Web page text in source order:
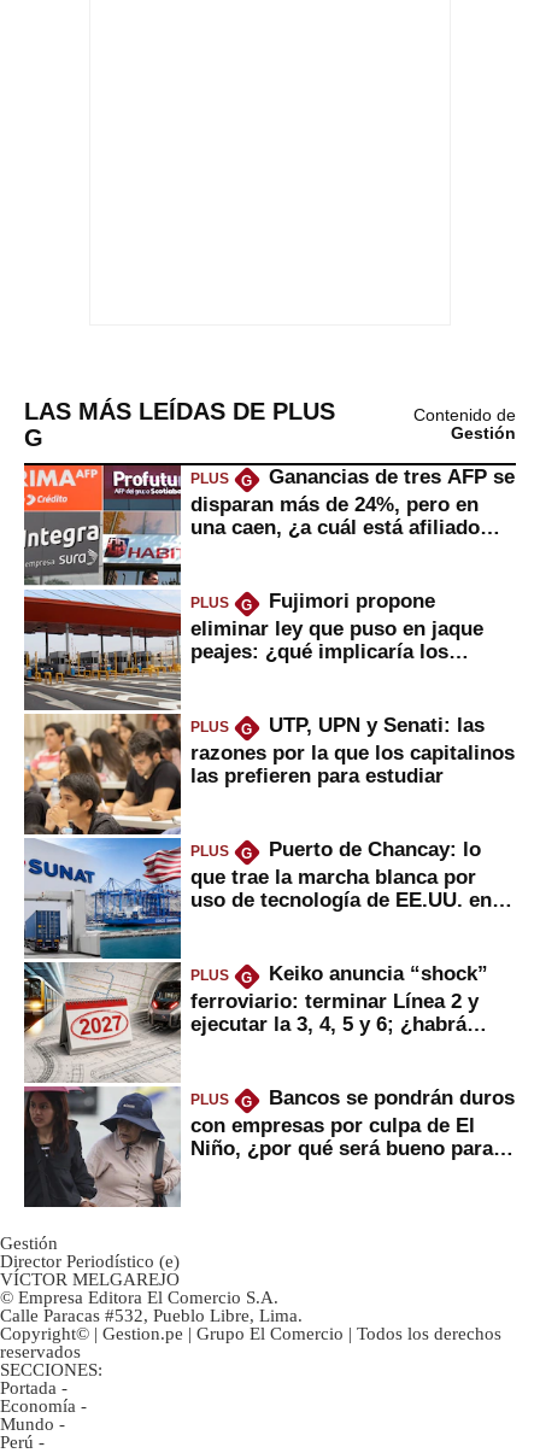
LAS MÁS LEÍDAS DE PLUS
G
Contenido de
Gestión
PLUS G
Ganancias de tres AFP se
disparan más de 24%, pero en
una caen, ¿a cuál está afiliado
PLUS G
Fujimori propone
eliminar ley que puso en jaque
peajes: ¿qué implicaría los
PLUS G
UTP, UPN y Senati: las
razones por la que los capitalinos
las prefieren para estudiar
PLUS G
Puerto de Chancay: lo
que trae la marcha blanca por
uso de tecnología de EE.UU. en
PLUS G
Keiko anuncia “shock”
ferroviario: terminar Línea 2 y
ejecutar la 3, 4, 5 y 6; ¿habrá
PLUS G
Bancos se pondrán duros
con empresas por culpa de El
Niño, ¿por qué será bueno para
Gestión
Director Periodístico (e)
VÍCTOR MELGAREJO
© Empresa Editora El Comercio S.A.
Calle Paracas #532, Pueblo Libre, Lima.
Copyright© | Gestion.pe | Grupo El Comercio | Todos los derechos
reservados
SECCIONES:
Portada -
Economía -
Mundo -
Perú -